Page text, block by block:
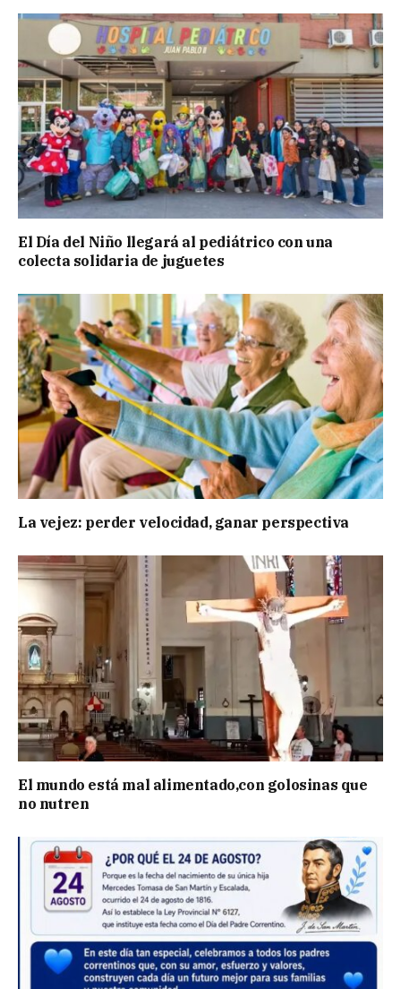
El Día del Niño llegará al pediátrico con una
colecta solidaria de juguetes
La vejez: perder velocidad, ganar perspectiva
El mundo está mal alimentado,con golosinas que
no nutren